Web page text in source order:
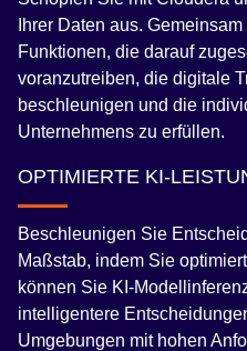
Ihrer Daten aus.
Funktionen, die darauf
voranzutreiben, die digitale
beschleunigen und die
Unternehmens zu erfüllen.
OPTIMIERTE KI-
Beschleunigen Sie
Maßstab, indem Sie
können Sie KI-
intelligentere
Umgebungen mit hohen